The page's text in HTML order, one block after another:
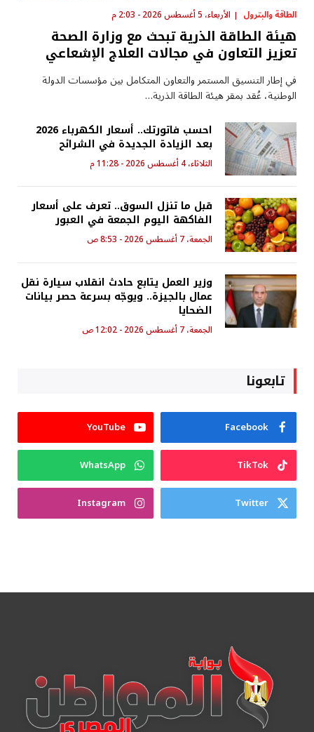
الطاقة والبترول الأربعاء، 5 أغسطس 2026 - 2:03 م
هيئة الطاقة الذرية تبحث مع وزارة الصحة
تعزيز التعاون في مجالات العلاج الإشعاعي
في إطار التنسيق المستمر والتعاون المتكامل بين مؤسسات الدولة
الوطنية، عُقد بمقر هيئة الطاقة الذرية…
احسب فاتورتك.. أسعار الكهرباء 2026
بعد الزيادة الجديدة في الشرائح
الثلاثاء، 4 أغسطس 2026 - 11:28 م
قبل ما تنزل السوق.. تعرف على أسعار
الفاكهة اليوم الجمعة في العبور
الجمعة، 7 أغسطس 2026 - 8:53 ص
وزير العمل يتابع حادث انقلاب سيارة نقل
عمال بالجيزة.. ويوجّه بسرعة حصر بيانات
الضحايا
الجمعة، 7 أغسطس 2026 - 12:02 ص
تابعونا
Facebook
YouTube
TikTok
WhatsApp
Twitter
Instagram